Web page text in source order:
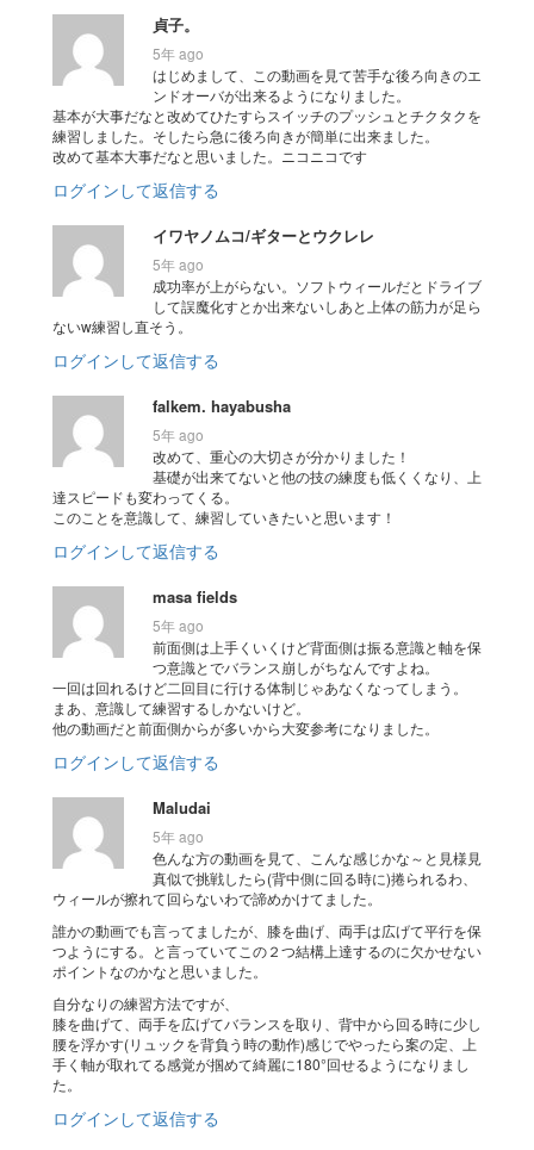
貞子。
5年 ago
はじめまして、この動画を見て苦手な後ろ向きのエ
ンドオーバが出来るようになりました。
基本が大事だなと改めてひたすらスイッチのプッシュとチクタクを
練習しました。そしたら急に後ろ向きが簡単に出来ました。
改めて基本大事だなと思いました。ニコニコです
ログインして返信する
イワヤノムコ/ギターとウクレレ
5年 ago
成功率が上がらない。ソフトウィールだとドライブ
して誤魔化すとか出来ないしあと上体の筋力が足ら
ないw練習し直そう。
ログインして返信する
falkem. hayabusha
5年 ago
改めて、重心の大切さが分かりました！
基礎が出来てないと他の技の練度も低くくなり、上
達スピードも変わってくる。
このことを意識して、練習していきたいと思います！
ログインして返信する
masa fields
5年 ago
前面側は上手くいくけど背面側は振る意識と軸を保
つ意識とでバランス崩しがちなんですよね。
一回は回れるけど二回目に行ける体制じゃあなくなってしまう。
まあ、意識して練習するしかないけど。
他の動画だと前面側からが多いから大変参考になりました。
ログインして返信する
Maludai
5年 ago
色んな方の動画を見て、こんな感じかな～と見様見
真似で挑戦したら(背中側に回る時に)捲られるわ、
ウィールが擦れて回らないわで諦めかけてました。
誰かの動画でも言ってましたが、膝を曲げ、両手は広げて平行を保
つようにする。と言っていてこの２つ結構上達するのに欠かせない
ポイントなのかなと思いました。
自分なりの練習方法ですが、
膝を曲げて、両手を広げてバランスを取り、背中から回る時に少し
腰を浮かす(リュックを背負う時の動作)感じでやったら案の定、上
手く軸が取れてる感覚が掴めて綺麗に180°回せるようになりまし
た。
ログインして返信する